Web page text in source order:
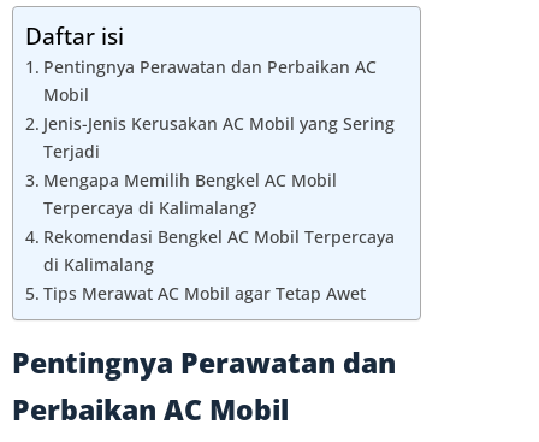
Daftar isi
Pentingnya Perawatan dan Perbaikan AC
Mobil
Jenis-Jenis Kerusakan AC Mobil yang Sering
Terjadi
Mengapa Memilih Bengkel AC Mobil
Terpercaya di Kalimalang?
Rekomendasi Bengkel AC Mobil Terpercaya
di Kalimalang
Tips Merawat AC Mobil agar Tetap Awet
Pentingnya Perawatan dan
Perbaikan AC Mobil